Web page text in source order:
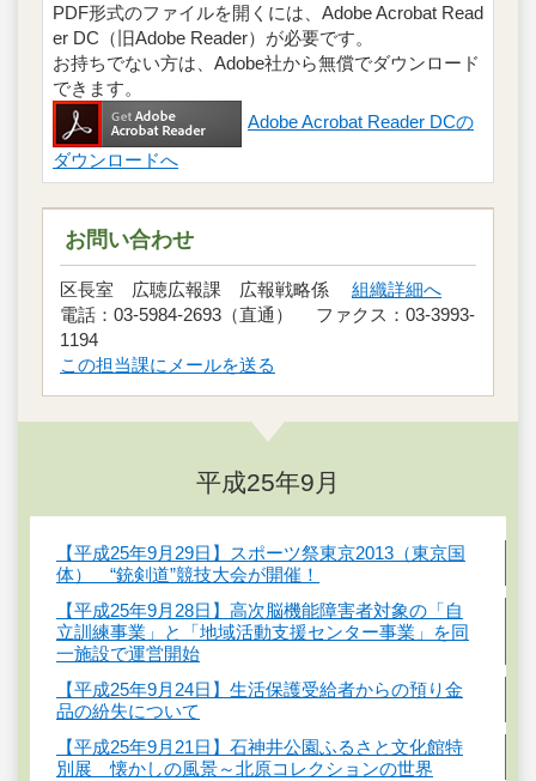
PDF形式のファイルを開くには、Adobe Acrobat Read
er DC（旧Adobe Reader）が必要です。
お持ちでない方は、Adobe社から無償でダウンロード
できます。
Adobe Acrobat Reader DCの
ダウンロードへ
お問い合わせ
区長室 広聴広報課 広報戦略係 組織詳細へ
電話：03-5984-2693（直通） ファクス：03-3993-
1194
この担当課にメールを送る
平成25年9月
【平成25年9月29日】スポーツ祭東京2013（東京国
体） “銃剣道”競技大会が開催！
【平成25年9月28日】高次脳機能障害者対象の「自
立訓練事業」と「地域活動支援センター事業」を同
一施設で運営開始
【平成25年9月24日】生活保護受給者からの預り金
品の紛失について
【平成25年9月21日】石神井公園ふるさと文化館特
別展 懐かしの風景～北原コレクションの世界